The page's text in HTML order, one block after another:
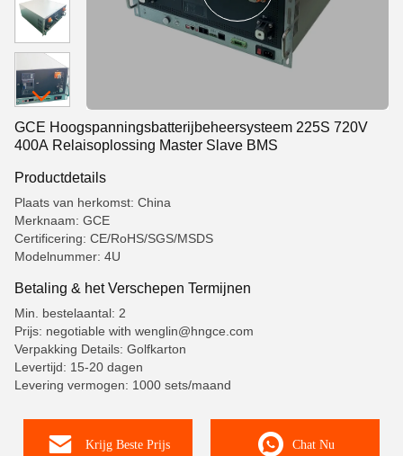
GCE Hoogspanningsbatterijbeheersysteem 225S 720V
400A Relaisoplossing Master Slave BMS
Productdetails
Plaats van herkomst: China
Merknaam: GCE
Certificering: CE/RoHS/SGS/MSDS
Modelnummer: 4U
Betaling & het Verschepen Termijnen
Min. bestelaantal: 2
Prijs: negotiable with wenglin@hngce.com
Verpakking Details: Golfkarton
Levertijd: 15-20 dagen
Levering vermogen: 1000 sets/maand
Krijg Beste Prijs Chat Nu